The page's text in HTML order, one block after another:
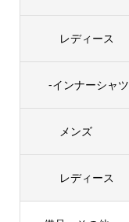
レディース
-インナーシャツ
メンズ
レディース